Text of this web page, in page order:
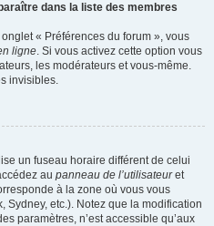
dans la liste des membres
« Préférences du forum », vous
ligne. Si vous activez cette option vous
les modérateurs et vous-même.
invisibles.
un fuseau horaire différent de celui
au panneau de l’utilisateuret
à la zone où vous vous
Sydney, etc.). Notez que la modification
paramètres, n’est accessible qu’aux